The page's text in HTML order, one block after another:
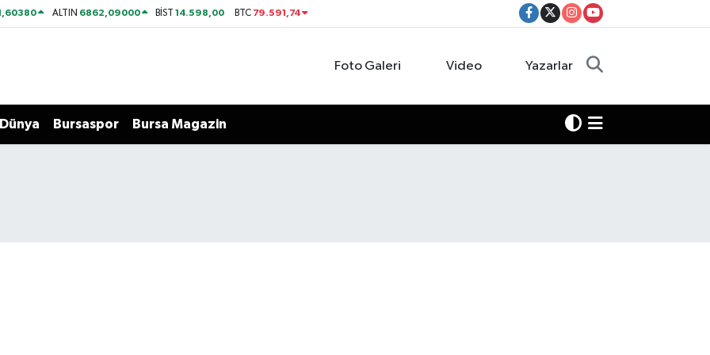
ALTIN 6862,09000 BİST14.598,00 BTC 79.591,74
Foto Galeri Video Yazarlar
Dünya Bursaspor Bursa Magazin